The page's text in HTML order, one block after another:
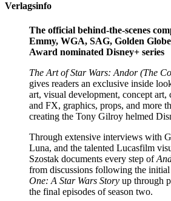
Verlagsinfo
The official behind-the-scenes
Emmy, WGA, SAG, Golden
Award nominated Disney+ series
The Art of Star Wars: Andor (The
gives readers an exclusive inside
art, visual development, concept art,
and FX, graphics, props, and more
creating the Tony Gilroy helmed
Through extensive interviews with
Luna, and the talented Lucasfilm
Szostak documents every step of
from discussions following the initial
One: A Star Wars Story up through
the final episodes of season two.